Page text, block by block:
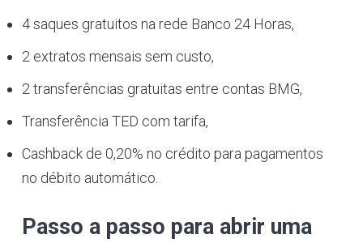
4 saques gratuitos na rede Banco 24 Horas,
2 extratos mensais sem custo,
2 transferências gratuitas entre contas BMG,
Transferência TED com tarifa,
Cashback de 0,20% no crédito para pagamentos
no débito automático.
Passo a passo para abrir uma